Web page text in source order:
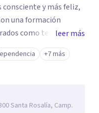
y más feliz,
como terapeuta
con respaldo
más de 26 años y
para darte
firme de tu proceso
leer más
+7 más
Santa Rosalía, Camp.